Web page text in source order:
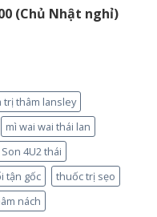
(Chủ Nhật nghỉ)
trị thâm lansley
mì wai wai thái lan
Son 4U2 thái
tận gốc
thuốc trị sẹo
nách